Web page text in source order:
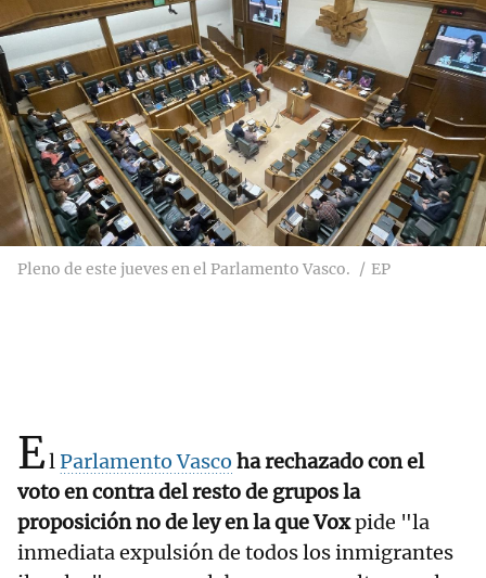
Pleno de este jueves en el Parlamento Vasco. EP
ElParlamento Vasco ha rechazado con el
voto en contra del resto de grupos la
proposición no de ley en la que Voxpide "la
inmediata expulsión de todos los inmigrantes